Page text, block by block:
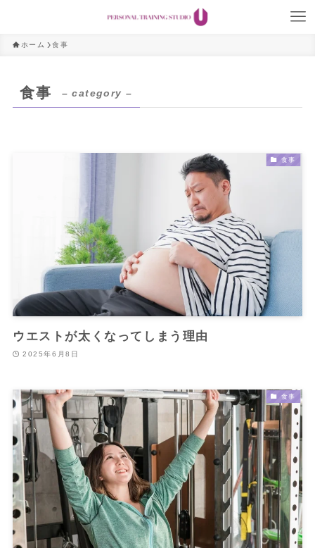
ホーム 食事
食事 – category –
食事
ウエストが太くなってしまう理由
2025年6月8日
食事